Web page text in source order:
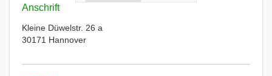
Anschrift
Kleine Düwelstr. 26 a
30171 Hannover